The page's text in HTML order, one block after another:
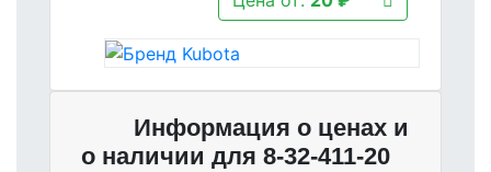
Информация о ценах и
о наличии для 8-32-411-20